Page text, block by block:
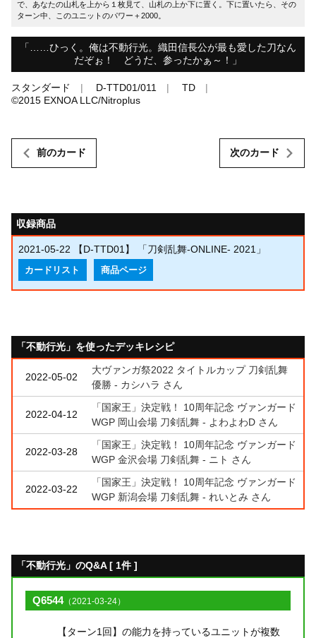
で、あなたの山札を上から１枚見て、山札の上か下に置く。下に置いたら、その
ターン中、このユニットのパワー＋2000。
「……ひっく。俺は不動行光。織田信長公が最も愛した刀なん
だぞぉ！ どうだ、参ったかぁ～！」
スタンダード D-TTD01/011
TD
©︎2015 EXNOA LLC/Nitroplus
前のカード 次のカード
収録商品
2021-05-22 【D-TTD01】 「刀剣乱舞-ONLINE- 2021」
カードリスト 商品ページ
「不動行光」を使ったデッキレシピ
2022-05-02
大ヴァンガ祭2022 タイトルカップ 刀剣乱舞
優勝 - カシハラ さん
2022-04-12
「国家王」決定戦！ 10周年記念 ヴァンガード
WGP 岡山会場 刀剣乱舞 - よわよわD さん
2022-03-28
「国家王」決定戦！ 10周年記念 ヴァンガード
WGP 金沢会場 刀剣乱舞 - ニト さん
2022-03-22
「国家王」決定戦！ 10周年記念 ヴァンガード
WGP 新潟会場 刀剣乱舞 - れいとみ さん
「不動行光」のQ&A [ 1件 ]
Q6544（2021-03-24）
【ターン1回】の能力を持っているユニットが複数